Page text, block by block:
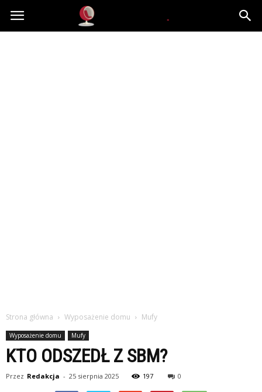
Dekoteria.pl
Strona główna Wyposażenie domu Mufy
Wyposażenie domu Mufy
KTO ODSZEDŁ Z SBM?
Przez Redakcja - 25 sierpnia 2025 197 0